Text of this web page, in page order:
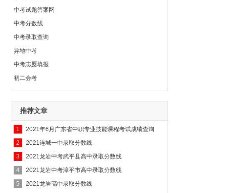
中考试题答案网
中考分数线
中考录取查询
异地中考
中考志愿填报
初二会考
推荐文章
1
2021年6月广东省中职专业技能课程考试成绩查询
2
2021连城一中录取分数线
3
2021龙岩中考武平县高中录取分数线
4
2021龙岩中考漳平市高中录取分数线
5
2021龙岩高中录取分数线